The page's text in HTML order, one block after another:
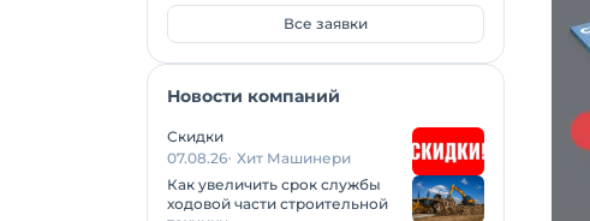
Все заявки
Новости компаний
Скидки
07.08.26 Хит Машинери
Как увеличить срок службы
ходовой части строительной